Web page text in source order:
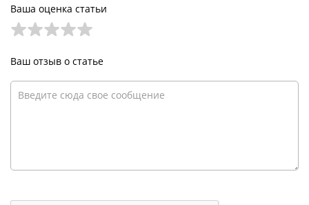
Ваша оценка статьи
Ваш отзыв о статье